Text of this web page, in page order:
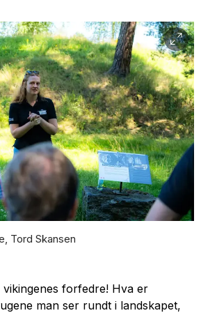
Tord Skansen
forfedre! Hva er
man ser rundt i landskapet,